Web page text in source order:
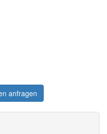
anfragen